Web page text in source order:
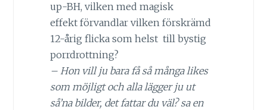
up-BH, vilken med magisk
effekt förvandlar vilken förskrämd
12-årig flicka som helst till bystig
porrdrottning?
– Hon vill ju bara få så många likes
som möjligt och alla lägger ju ut
så’na bilder, det fattar du väl? sa en